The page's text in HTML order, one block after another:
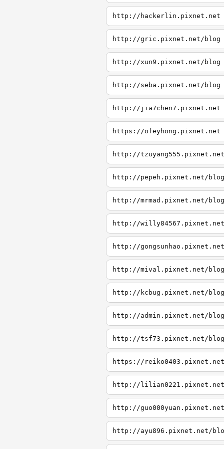
http://hackerlin.pixnet.net
http://gric.pixnet.net/blog
http://xun9.pixnet.net/blog
http://seba.pixnet.net/blog
http://jia7chen7.pixnet.net
https://ofeyhong.pixnet.net
http://tzuyang555.pixnet.net
http://pepeh.pixnet.net/blog
http://mrmad.pixnet.net/blog
http://willy84567.pixnet.net
http://gongsunhao.pixnet.net
http://mival.pixnet.net/blog
http://kcbug.pixnet.net/blog
http://admin.pixnet.net/blog
http://tsf73.pixnet.net/blog
https://reiko0403.pixnet.net
http://lilian0221.pixnet.net
http://guo000yuan.pixnet.net
http://ayu896.pixnet.net/